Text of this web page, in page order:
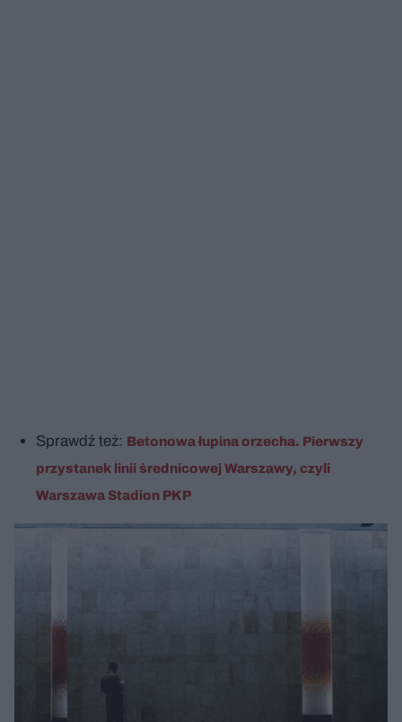
Sprawdź też: Betonowa łupina orzecha. Pierwszy
przystanek linii średnicowej Warszawy, czyli
Warszawa Stadion PKP